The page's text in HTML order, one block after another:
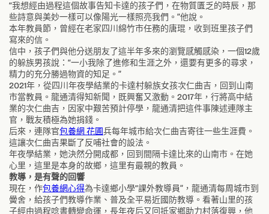
“我想經由過程這個故事告知卡達的孩子們，在物質匱乏的時辰，那
些詩意與美妙一樣可以像陽光一樣照亮我們。”他說。
本年教員節，曾經在老家四川綿竹市任務的唐琨，收到班里孩子們
寫來的信。
信中，孩子們與他分送朋友了這半年多來的瀏覽感觸感染，一個12歲
的躲族男孩說：“一小我除了進修和生涯之外，還要有更多的尋求，
精力的充分勝過物資的知足。”
2021年，從四川年夜學結業的卡達村躲族女孩次仁曲吉，回到山南
市當教員。龍通清得知新聞，既興奮又激動。2017年，行將高中結
業的次仁曲吉，因家中艱苦預計停學，龍通清把這件事陳述連隊主
官，戰友積極為她捐錢。
后來，連隊官包養網 花圃兵每年城市給次仁曲吉寄往一些生涯費。
這讓次仁曲吉果斷了反哺社會的設法。
年夜學結業，她決然分開成都，回到間隔卡達比來的山南市。在她
心里，這里是本身的故鄉，這里有最親的教員。
教導，是有聲的回響
現在，作包養網心得為卡達鄉小學“課外教導員”，龍通清每周城市到
黌舍，給孩子們教導作業、普及全平易近國防教導。看著山里的孩
子經由過程唸書轉變命運，長年夜后又回抵家鄉助力村落復興，他